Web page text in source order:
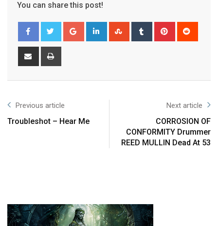
You can share this post!
Previous article
Troubleshot – Hear Me
Next article
CORROSION OF
CONFORMITY Drummer
REED MULLIN Dead At 53